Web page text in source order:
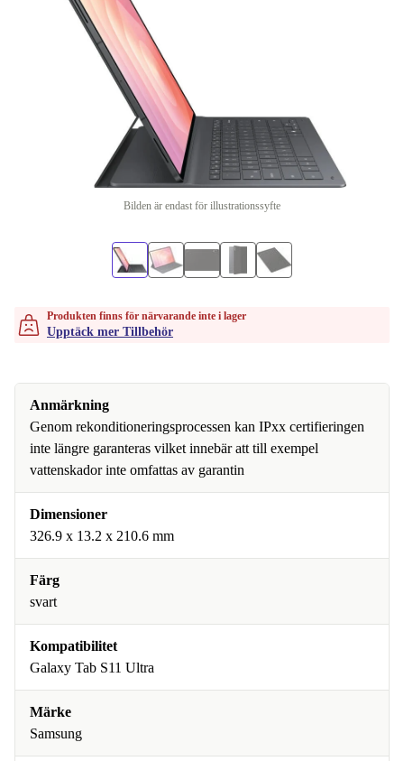
Bilden är endast för illustrationssyfte
Produkten finns för närvarande inte i lager
Upptäck mer Tillbehör
Anmärkning
Genom rekonditioneringsprocessen kan IPxx certifieringen
inte längre garanteras vilket innebär att till exempel
vattenskador inte omfattas av garantin
Dimensioner
326.9 x 13.2 x 210.6 mm
Färg
svart
Kompatibilitet
Galaxy Tab S11 Ultra
Märke
Samsung